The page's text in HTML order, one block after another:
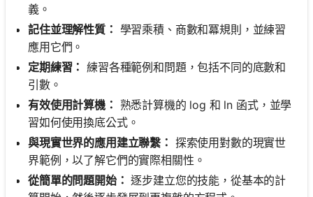
義。
記住並理解性質： 學習乘積、商數和冪規則，並練習
應用它們。
定期練習： 練習各種範例和問題，包括不同的底數和
引數。
有效使用計算機： 熟悉計算機的 log 和 ln 函式，並學
習如何使用換底公式。
與現實世界的應用建立聯繫： 探索使用對數的現實世
界範例，以了解它們的實際相關性。
從簡單的問題開始： 逐步建立您的技能，從基本的計